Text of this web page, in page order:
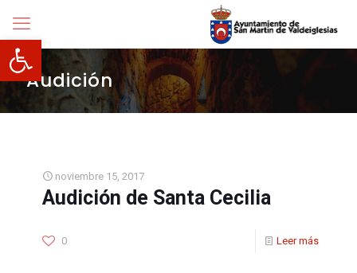
Abrir barra de herramientas
Audición
noviembre 15, 2017
Audición de Santa Cecilia
0 Leer más